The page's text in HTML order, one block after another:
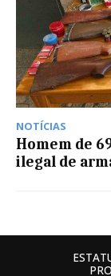
NOTÍCIAS
Homem de
ilegal de